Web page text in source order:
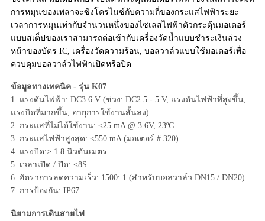
เว็บไซต์
PRIVACY
POLICY
การหมุนของเพลาจะซิงโครไนซ์กับความถี่ของกระแสไฟฟ้าระยะ
เวลาการหมุนเท่ากับจำนวนหนึ่งของไซเลสไฟฟ้าตัวกระตุ้นมอเตอร์
แบบสเต็ปของเราสามารถต่อเข้ากับเครื่องวัดน้ำแบบชำระเงินล่วง
หน้าของบัตร IC, เครื่องวัดความร้อน, บอลวาล์วแบบใช้มอเตอร์เพื่อ
ควบคุมบอลวาล์วไฟฟ้าเปิดหรือปิด
ข้อมูลทางเทคนิค - รุ่น K07
1. แรงดันไฟฟ้า: DC3.6 V (ช่วง: DC2.5 - 5 V, แรงดันไฟฟ้าที่สูงขึ้น,
แรงบิดที่มากขึ้น, อายุการใช้งานสั้นลง)
2. กระแสที่ไม่ได้ใช้งาน: <25 mA @ 3.6V, 23ºC
3. กระแสไฟฟ้าสูงสุด: <550 mA (มอเตอร์ # 320)
4. แรงบิด:> 1.8 นิวตันเมตร
5. เวลาเปิด / ปิด: <8S
6. อัตราการลดความเร็ว: 1500: 1 (สำหรับบอลวาล์ว DN15 / DN20)
7. การป้องกัน: IP67
นิยามการเดินสายไฟ